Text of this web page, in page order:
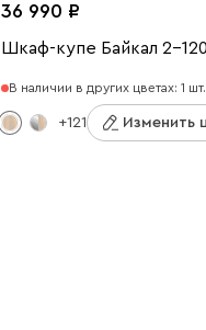
36 990
Шкаф-купе Байкал 2-
В наличии в других цветах: 1 шт.
+121 Изменить